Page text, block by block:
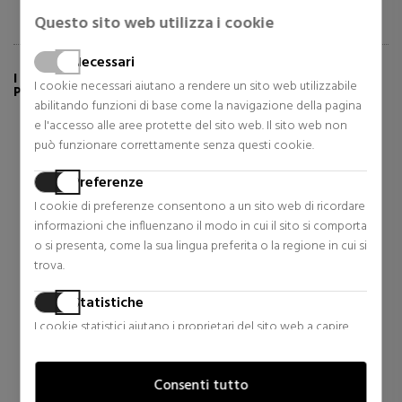
Questo sito web utilizza i cookie
Necessari
I cookie necessari aiutano a rendere un sito web utilizzabile
abilitando funzioni di base come la navigazione della pagina
e l'accesso alle aree protette del sito web. Il sito web non
può funzionare correttamente senza questi cookie.
Preferenze
I cookie di preferenze consentono a un sito web di ricordare
informazioni che influenzano il modo in cui il sito si comporta
o si presenta, come la sua lingua preferita o la regione in cui si
trova.
Statistiche
I cookie statistici aiutano i proprietari del sito web a capire
trasmettendo informazioni in forma anonima.
Consenti tutto
I CLIENTI CHE HANNO ACQUISTATO QUESTO
PRODOTTO HANNO ANCHE COMPRATO:
RABANNE
1 MILLION
CAROLINA HERRERA
GOOD GIRL
Eau de Parfum